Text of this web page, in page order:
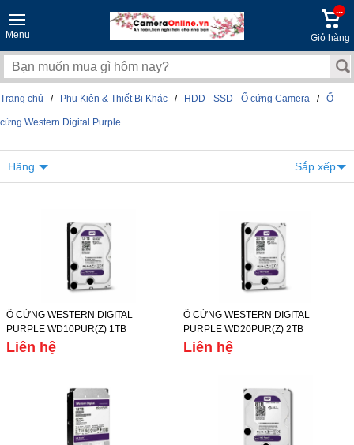
Menu
...
Giỏ hàng
Trang chủ / Phụ Kiện & Thiết Bị Khác / HDD - SSD - Ổ cứng Camera / Ổ
cứng Western Digital Purple
Hãng Sắp xếp
Ổ CỨNG WESTERN DIGITAL
PURPLE WD10PUR(Z) 1TB
Liên hệ
Ổ CỨNG WESTERN DIGITAL
PURPLE WD20PUR(Z) 2TB
Liên hệ